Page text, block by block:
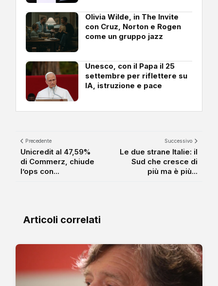
Olivia Wilde, in The Invite
con Cruz, Norton e Rogen
come un gruppo jazz
Unesco, con il Papa il 25
settembre per riflettere su
IA, istruzione e pace
Precedente
Unicredit al 47,59%
di Commerz, chiude
l’ops con...
Successivo
Le due strane Italie: il
Sud che cresce di
più ma è più...
Articoli correlati